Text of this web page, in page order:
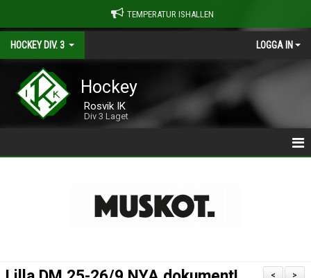
TEMPERATUR ISHALLEN
HOCKEY DIV. 3 LOGGA IN
Hockey
Rosvik IK
Div 3 Laget
>
<